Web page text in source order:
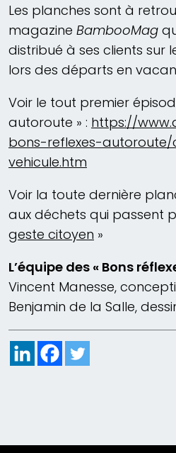
Les planches sont à
magazine BambooMag
distribué à ses clients sur
lors des départs en
Voir le tout premier
autoroute » : https://
bons-reflexes-
vehicule.htm
Voir la toute dernière
aux déchets qui passent
geste citoyen »
L’équipe des « Bons
Vincent Manesse,
Benjamin de la Salle,